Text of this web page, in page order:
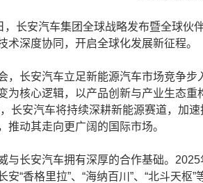
安汽车集团全球战略发布暨全球伙
术深度协同，开启全球化发展新征程。
长安汽车立足新能源汽车市场竞争步
为核心逻辑，以产品创新与产业生态
长安汽车将持续深耕新能源赛道，加
推动其走向更广阔的国际市场。
长安汽车拥有深厚的合作基础。2025
安“香格里拉”、“海纳百川”、“北斗天